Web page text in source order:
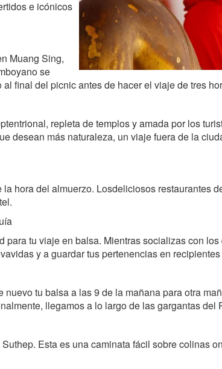
e icónicos
Muang Sing,
se
final del picnic antes de hacer el viaje de tres
repleta de templos y amada por los
desean más naturaleza, un viaje fuera de la
hora del almuerzo. Losdeliciosos restaurantes
tu viaje en balsa. Mientras socializas con
y a guardar tus pertenencias en
tu balsa a las 9 de la mañana para otra
llegamos a lo largo de las gargantas del
Esta es una caminata fácil sobre colinas